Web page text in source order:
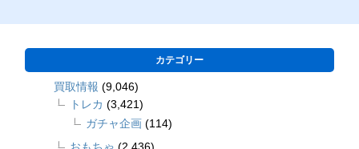
カテゴリー
買取情報 (9,046)
トレカ (3,421)
ガチャ企画 (114)